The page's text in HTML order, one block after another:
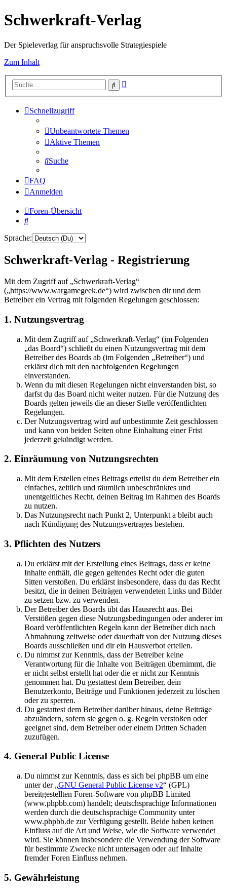
Schwerkraft-Verlag
Der Spieleverlag für anspruchsvolle Strategiespiele
Zum Inhalt
Suche
Schnellzugriff
Unbeantwortete Themen
Aktive Themen
Suche
FAQ
Anmelden
Foren-Übersicht
Suche
Sprache:
Schwerkraft-Verlag - Registrierung
Mit dem Zugriff auf „Schwerkraft-Verlag“
(„https://www.wargamegeek.de“) wird zwischen dir und dem
Betreiber ein Vertrag mit folgenden Regelungen geschlossen:
1. Nutzungsvertrag
Mit dem Zugriff auf „Schwerkraft-Verlag“ (im Folgenden
„das Board“) schließt du einen Nutzungsvertrag mit dem
Betreiber des Boards ab (im Folgenden „Betreiber“) und
erklärst dich mit den nachfolgenden Regelungen
einverstanden.
Wenn du mit diesen Regelungen nicht einverstanden bist, so
darfst du das Board nicht weiter nutzen. Für die Nutzung des
Boards gelten jeweils die an dieser Stelle veröffentlichten
Regelungen.
Der Nutzungsvertrag wird auf unbestimmte Zeit geschlossen
und kann von beiden Seiten ohne Einhaltung einer Frist
jederzeit gekündigt werden.
2. Einräumung von Nutzungsrechten
Mit dem Erstellen eines Beitrags erteilst du dem Betreiber ein
einfaches, zeitlich und räumlich unbeschränktes und
unentgeltliches Recht, deinen Beitrag im Rahmen des Boards
zu nutzen.
Das Nutzungsrecht nach Punkt 2, Unterpunkt a bleibt auch
nach Kündigung des Nutzungsvertrages bestehen.
3. Pflichten des Nutzers
Du erklärst mit der Erstellung eines Beitrags, dass er keine
Inhalte enthält, die gegen geltendes Recht oder die guten
Sitten verstoßen. Du erklärst insbesondere, dass du das Recht
besitzt, die in deinen Beiträgen verwendeten Links und Bilder
zu setzen bzw. zu verwenden.
Der Betreiber des Boards übt das Hausrecht aus. Bei
Verstößen gegen diese Nutzungsbedingungen oder anderer im
Board veröffentlichten Regeln kann der Betreiber dich nach
Abmahnung zeitweise oder dauerhaft von der Nutzung dieses
Boards ausschließen und dir ein Hausverbot erteilen.
Du nimmst zur Kenntnis, dass der Betreiber keine
Verantwortung für die Inhalte von Beiträgen übernimmt, die
er nicht selbst erstellt hat oder die er nicht zur Kenntnis
genommen hat. Du gestattest dem Betreiber, dein
Benutzerkonto, Beiträge und Funktionen jederzeit zu löschen
oder zu sperren.
Du gestattest dem Betreiber darüber hinaus, deine Beiträge
abzuändern, sofern sie gegen o. g. Regeln verstoßen oder
geeignet sind, dem Betreiber oder einem Dritten Schaden
zuzufügen.
4. General Public License
Du nimmst zur Kenntnis, dass es sich bei phpBB um eine
unter der „GNU General Public License v2“ (GPL)
bereitgestellten Foren-Software von phpBB Limited
(www.phpbb.com) handelt; deutschsprachige Informationen
werden durch die deutschsprachige Community unter
www.phpbb.de zur Verfügung gestellt. Beide haben keinen
Einfluss auf die Art und Weise, wie die Software verwendet
wird. Sie können insbesondere die Verwendung der Software
für bestimmte Zwecke nicht untersagen oder auf Inhalte
fremder Foren Einfluss nehmen.
5. Gewährleistung